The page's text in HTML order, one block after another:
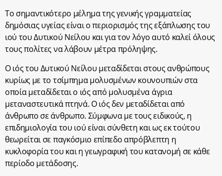
Το σημαντικότερο μέλημα της γενικής γραμματείας
δημόσιας υγείας είναι ο περιορισμός της εξάπλωσης του
ιού του Δυτικού Νείλου και για τον λόγο αυτό καλεί όλους
τους πολίτες να λάβουν μέτρα πρόληψης.
Ο ιός του Δυτικού Νείλου μεταδίδεται στους ανθρώπους
κυρίως με το τσίμπημα μολυσμένων κουνουπιών στα
οποία μεταδίδεται ο ιός από μολυσμένα άγρια
μεταναστευτικά πτηνά. Ο ιός δεν μεταδίδεται από
άνθρωπο σε άνθρωπο. Σύμφωνα με τους ειδικούς, η
επιδημιολογία του ιού είναι σύνθετη και ως εκ τούτου
θεωρείται σε παγκόσμιο επίπεδο απρόβλεπτη η
κυκλοφορία του και η γεωγραφική του κατανομή σε κάθε
περίοδο μετάδοσης.